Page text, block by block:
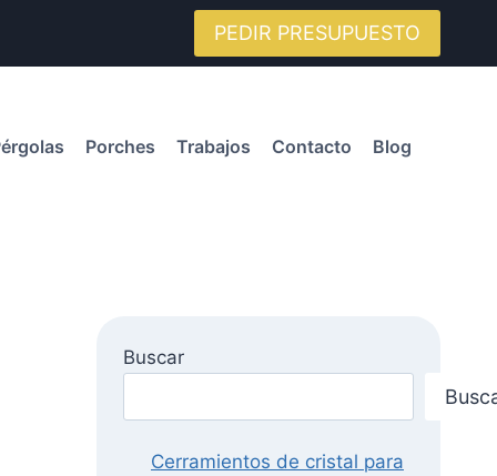
PEDIR PRESUPUESTO
Porches Trabajos Contacto Blog
Buscar
Cerramientos de cristal para